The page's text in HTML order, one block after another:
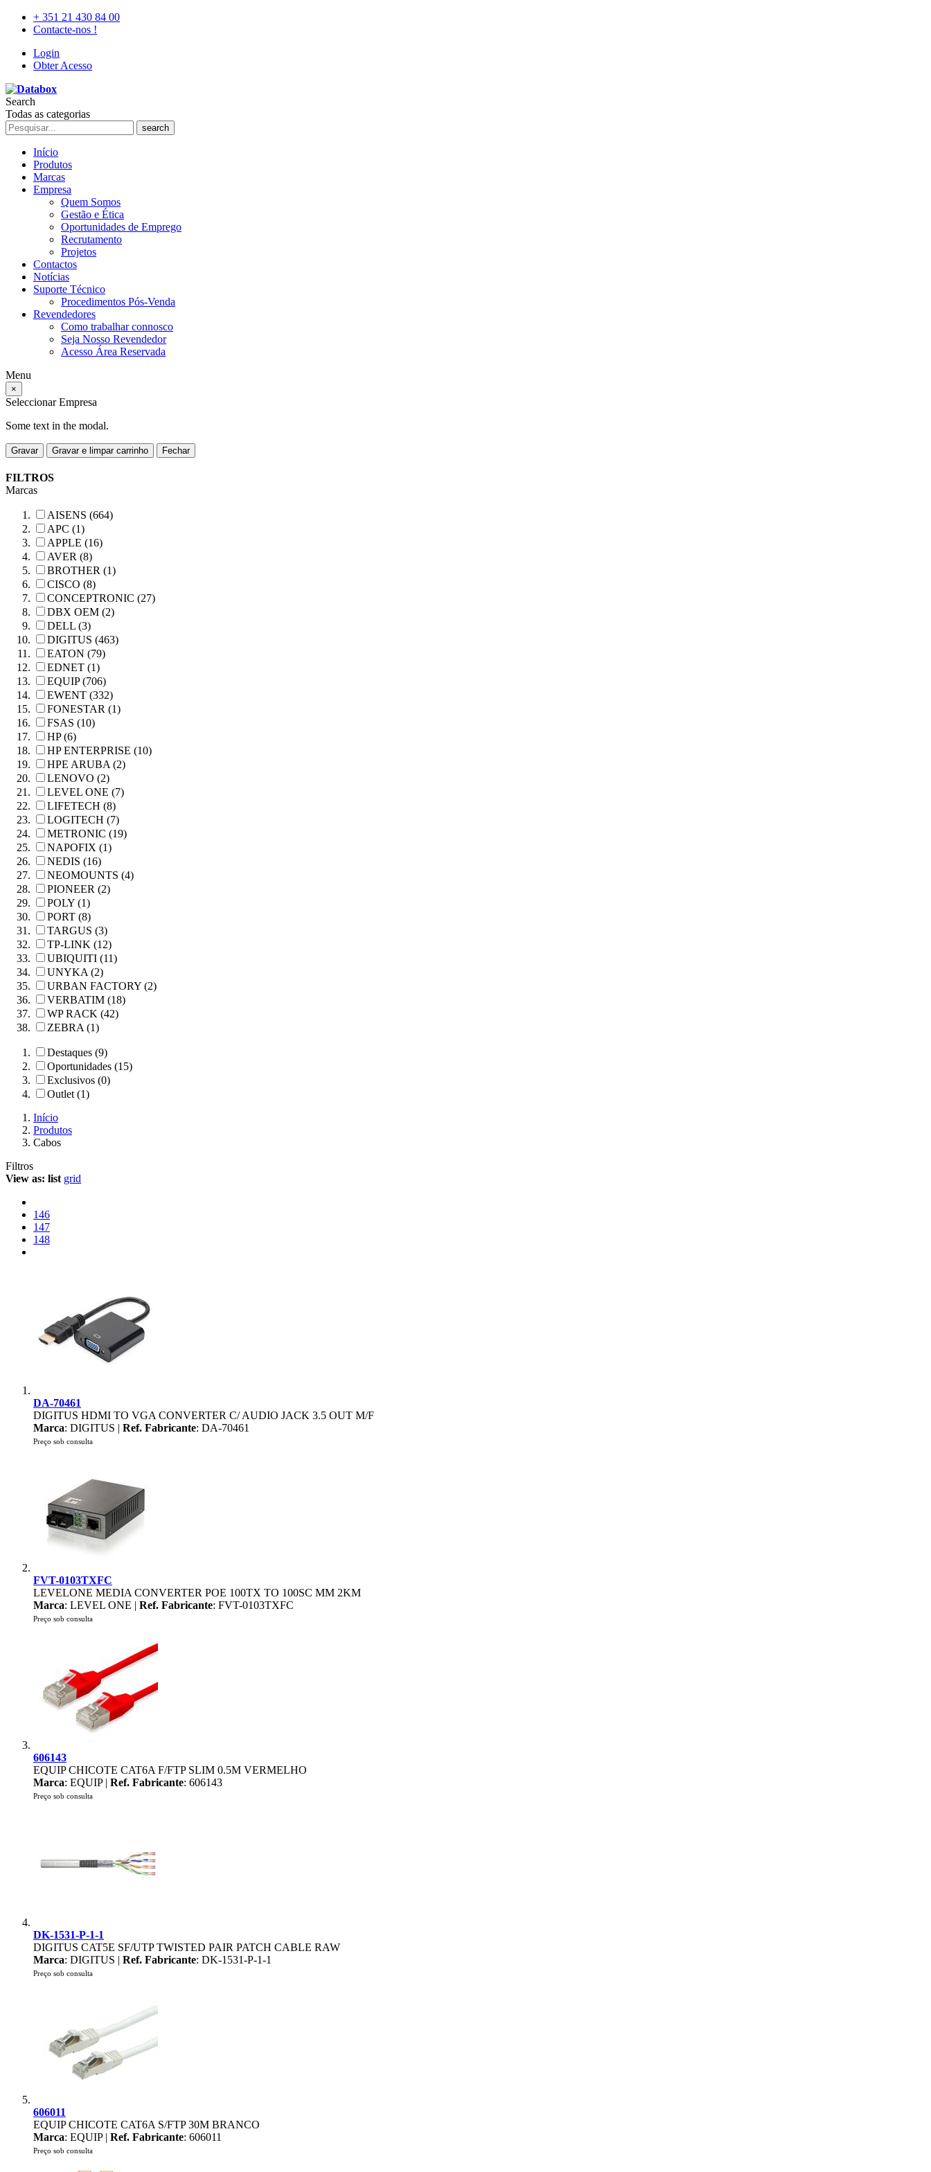
+ 351 21 430 84 00
Contacte-nos !
Login
Obter Acesso
Search
Todas as categorias
search
Início
Produtos
Marcas
Empresa
Quem Somos
Gestão e Ética
Oportunidades de Emprego
Recrutamento
Projetos
Contactos
Notícias
Suporte Técnico
Procedimentos Pós-Venda
Revendedores
Como trabalhar connosco
Seja Nosso Revendedor
Acesso Área Reservada
Menu
×
Seleccionar Empresa
Some text in the modal.
Gravar Gravar e limpar carrinho Fechar
FILTROS
Marcas
AISENS (664)
APC (1)
APPLE (16)
AVER (8)
BROTHER (1)
CISCO (8)
CONCEPTRONIC (27)
DBX OEM (2)
DELL (3)
DIGITUS (463)
EATON (79)
EDNET (1)
EQUIP (706)
EWENT (332)
FONESTAR (1)
FSAS (10)
HP (6)
HP ENTERPRISE (10)
HPE ARUBA (2)
LENOVO (2)
LEVEL ONE (7)
LIFETECH (8)
LOGITECH (7)
METRONIC (19)
NAPOFIX (1)
NEDIS (16)
NEOMOUNTS (4)
PIONEER (2)
POLY (1)
PORT (8)
TARGUS (3)
TP-LINK (12)
UBIQUITI (11)
UNYKA (2)
URBAN FACTORY (2)
VERBATIM (18)
WP RACK (42)
ZEBRA (1)
Destaques (9)
Oportunidades (15)
Exclusivos (0)
Outlet (1)
Início
Produtos
Cabos
Filtros
View as: list grid
146
147
148
DA-70461
DIGITUS HDMI TO VGA CONVERTER C/ AUDIO JACK 3.5 OUT M/F
Marca: DIGITUS | Ref. Fabricante: DA-70461
Preço sob consulta
FVT-0103TXFC
LEVELONE MEDIA CONVERTER POE 100TX TO 100SC MM 2KM
Marca: LEVEL ONE | Ref. Fabricante: FVT-0103TXFC
Preço sob consulta
606143
EQUIP CHICOTE CAT6A F/FTP SLIM 0.5M VERMELHO
Marca: EQUIP | Ref. Fabricante: 606143
Preço sob consulta
DK-1531-P-1-1
DIGITUS CAT5E SF/UTP TWISTED PAIR PATCH CABLE RAW
Marca: DIGITUS | Ref. Fabricante: DK-1531-P-1-1
Preço sob consulta
606011
EQUIP CHICOTE CAT6A S/FTP 30M BRANCO
Marca: EQUIP | Ref. Fabricante: 606011
Preço sob consulta